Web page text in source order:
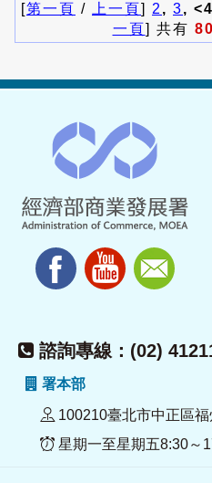
[第一頁 / 上一頁] 2 , 3,
一頁] 共有
諮詢專線：(02)
署本部
100210臺北市中正區
星期一至星期五8:30～